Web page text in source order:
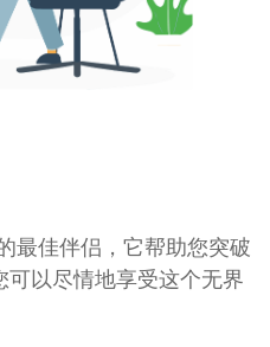
最佳伴侣，它帮助您突破
以尽情地享受这个无界